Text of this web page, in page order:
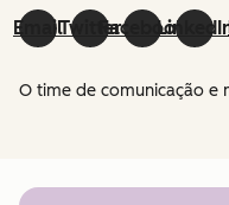
EmailTwitterFacebook
O time de comunicação e